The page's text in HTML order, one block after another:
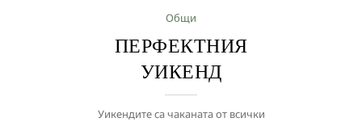
Общи
ПЕРФЕКТНИЯ
УИКЕНД
Уикендите са чаканата от всички